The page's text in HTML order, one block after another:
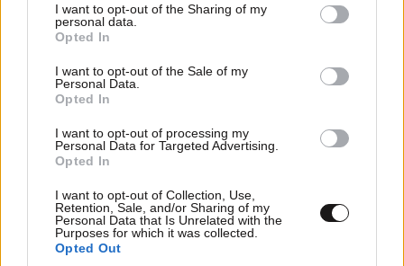
not limited to your visit or usage behaviour. You may click to
grant or deny consent to Google and its third-party tags to
use your data for below specified purposes in below Google
consent section.
I want to opt-out of the Sharing of my
personal data.
Opted In
I want to opt-out of the Sale of my
Personal Data.
Opted In
I want to opt-out of processing my
Personal Data for Targeted Advertising.
Opted In
I want to opt-out of Collection, Use,
Retention, Sale, and/or Sharing of my
Personal Data that Is Unrelated with the
Purposes for which it was collected.
Opted Out
«Θα προτιμούσα να το έχω. Θα αισθανόμουν
καλύτερα αν το είχα (…) αλλά νομίζω περισσότερο